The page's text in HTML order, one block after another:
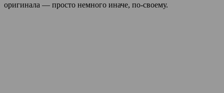
оригинала — просто немного иначе, по-своему.